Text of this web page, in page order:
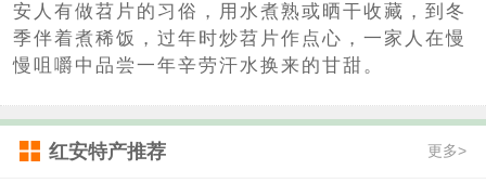
安人有做苕片的习俗，用水煮熟或晒干收藏，到冬
季伴着煮稀饭，过年时炒苕片作点心，一家人在慢
慢咀嚼中品尝一年辛劳汗水换来的甘甜。
红安特产推荐 更多>